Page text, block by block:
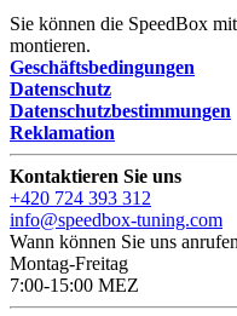
Sie können die SpeedBox
montieren.
Geschäftsbedingungen
Datenschutz
Datenschutzbestimmungen
Reklamation
Kontaktieren Sie uns
+420 724 393 312
info@speedbox-tuning.com
Wann können Sie uns
Montag-Freitag
7:00-15:00 MEZ